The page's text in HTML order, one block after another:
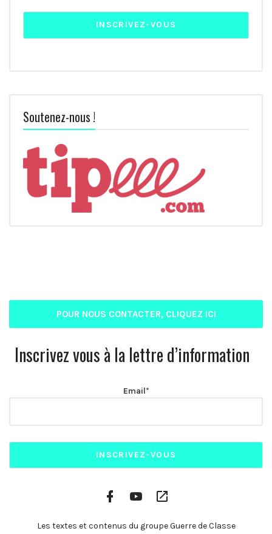
Soutenez-nous !
POUR NOUS CONTACTER, CLIQUEZ ICI
Inscrivez vous à la lettre d’information
Email*
Facebook
Profile
YouTube
Channel
Les textes et contenus du groupe Guerre de Classe